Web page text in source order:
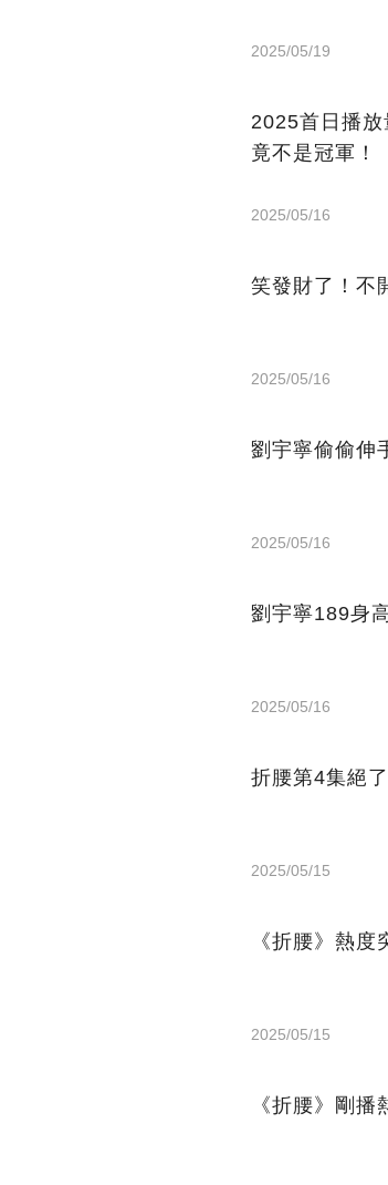
2025/05/19
2025首日播
竟不是冠軍！
2025/05/16
笑發財了！不
2025/05/16
劉宇寧偷偷伸
2025/05/16
劉宇寧189身
2025/05/16
折腰第4集絕
2025/05/15
《折腰》熱
2025/05/15
《折腰》剛